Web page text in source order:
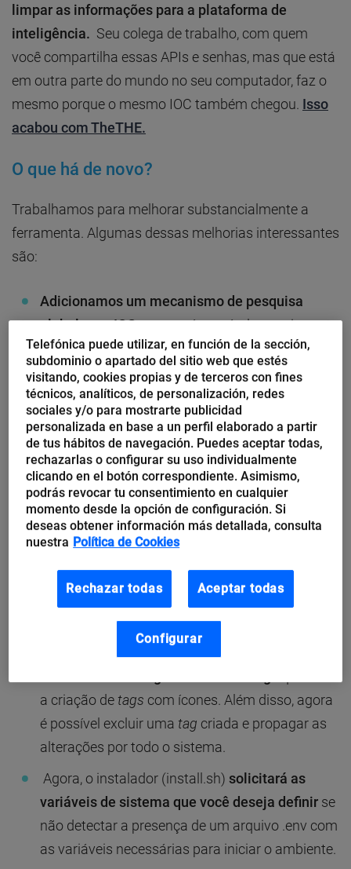
limpar as informações para a plataforma de
inteligência. Seu colega de trabalho, com quem
você compartilha essas APIs e senhas, mas que está
em outra parte do mundo no seu computador, faz o
mesmo porque o mesmo IOC também chegou. Isso
acabou com TheTHE.
O que há de novo?
Trabalhamos para melhorar substancialmente a
ferramenta. Algumas dessas melhorias interessantes
são:
Adicionamos um mecanismo de pesquisa
global para IOCs:agora é possível pesquisar
qualquer IOC que esteja no TheTHE a partir de
um mecanismo de pesquisa que será expandido
com novos recursos.
projetos:agora inclui informações adicionais e a
lista pode ser classificada de várias maneiras.
a criação de tags com ícones. Além disso, agora
é possível excluir uma tag criada e propagar as
alterações por todo o sistema.
Agora, o instalador (install.sh) solicitará as
variáveis ​​de sistema que você deseja definir se
não detectar a presença de um arquivo .env com
as variáveis ​​necessárias para iniciar o ambiente.
Telefónica puede utilizar, en función de la sección,
subdominio o apartado del sitio web que estés
visitando, cookies propias y de terceros con fines
técnicos, analíticos, de personalización, redes
sociales y/o para mostrarte publicidad
personalizada en base a un perfil elaborado a partir
de tus hábitos de navegación. Puedes aceptar todas,
rechazarlas o configurar su uso individualmente
clicando en el botón correspondiente. Asimismo,
podrás revocar tu consentimiento en cualquier
momento desde la opción de configuración. Si
deseas obtener información más detallada, consulta
nuestra Política de Cookies
Rechazar todas Aceptar todas
Configurar